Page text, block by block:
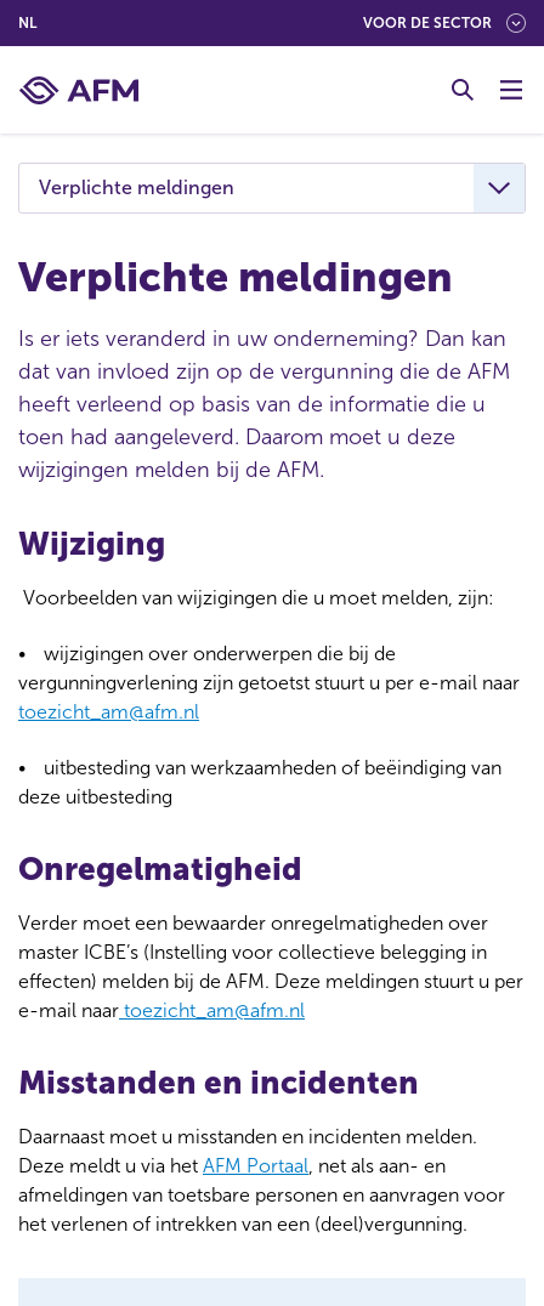
NL(NEDERLANDS (NEDERLAND)) VOOR DE SECTOR
Verplichte meldingen
Verplichte meldingen
Is er iets veranderd in uw onderneming? Dan kan
dat van invloed zijn op de vergunning die de AFM
heeft verleend op basis van de informatie die u
toen had aangeleverd. Daarom moet u deze
wijzigingen melden bij de AFM.
Wijziging
Voorbeelden van wijzigingen die u moet melden, zijn:
wijzigingen over onderwerpen die bij de
vergunningverlening zijn getoetst stuurt u per e-mail naar
toezicht_am@afm.nl
uitbesteding van werkzaamheden of beëindiging van
deze uitbesteding
Onregelmatigheid
Verder moet een bewaarder onregelmatigheden over
master ICBE’s (Instelling voor collectieve belegging in
effecten) melden bij de AFM. Deze meldingen stuurt u per
e-mail naar toezicht_am@afm.nl
Misstanden en incidenten
Daarnaast moet u misstanden en incidenten melden.
Deze meldt u via het AFM Portaal, net als aan- en
afmeldingen van toetsbare personen en aanvragen voor
het verlenen of intrekken van een (deel)vergunning.